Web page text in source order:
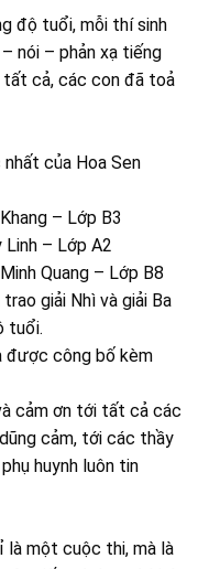
độ tuổi, mỗi thí sinh
nói – phản xạ tiếng
tất cả, các con đã toả
của Hoa Sen
– Lớp B3
Linh – Lớp A2
Quang – Lớp B8
giải Nhì và giải Ba
tuổi.
được công bố kèm
cảm ơn tới tất cả các
cảm, tới các thầy
huynh luôn tin
là một cuộc thi, mà là